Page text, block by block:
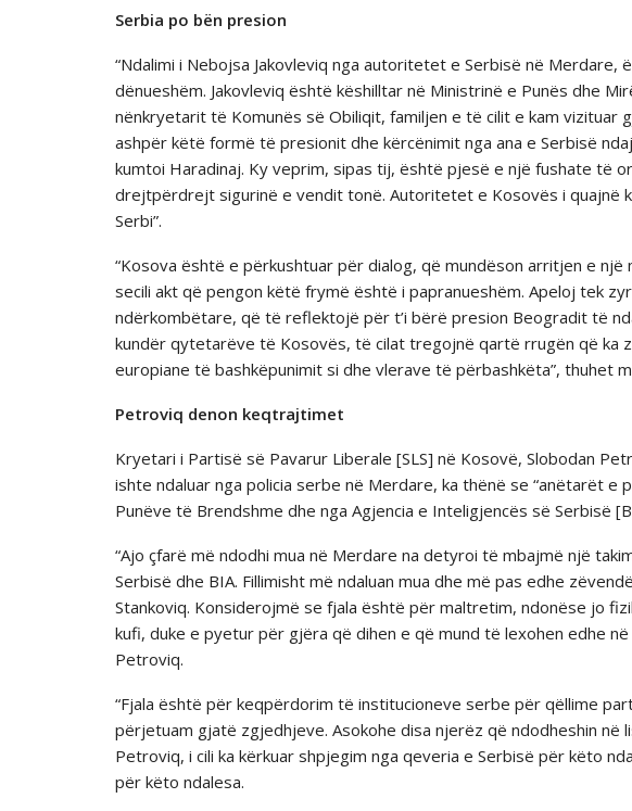
Serbia po bën presion
“Ndalimi i Nebojsa Jakovleviq nga autoritetet e Serbisë në Merdare,
dënueshëm. Jakovleviq është këshilltar në Ministrinë e Punës dhe
nënkryetarit të Komunës së Obiliqit, familjen e të cilit e kam vizituar
ashpër këtë formë të presionit dhe kërcënimit nga ana e Serbisë
kumtoi Haradinaj. Ky veprim, sipas tij, është pjesë e një fushate të
drejtpërdrejt sigurinë e vendit tonë. Autoritetet e Kosovës i quajnë
Serbi”.
“Kosova është e përkushtuar për dialog, që mundëson arritjen e
secili akt që pengon këtë frymë është i papranueshëm. Apeloj tek
ndërkombëtare, që të reflektojë për t’i bërë presion Beogradit të
kundër qytetarëve të Kosovës, të cilat tregojnë qartë rrugën që ka
europiane të bashkëpunimit si dhe vlerave të përbashkëta”, thuhet
Petroviq denon keqtrajtimet
Kryetari i Partisë së Pavarur Liberale [SLS] në Kosovë, Slobodan
ishte ndaluar nga policia serbe në Merdare, ka thënë se “anëtarët
Punëve të Brendshme dhe nga Agjencia e Inteligjencës së Serbisë
“Ajo çfarë më ndodhi mua në Merdare na detyroi të mbajmë një
Serbisë dhe BIA. Fillimisht më ndaluan mua dhe më pas edhe
Stankoviq. Konsiderojmë se fjala është për maltretim, ndonëse jo
kufi, duke e pyetur për gjëra që dihen e që mund të lexohen edhe
Petroviq.
“Fjala është për keqpërdorim të institucioneve serbe për qëllime
përjetuam gjatë zgjedhjeve. Asokohe disa njerëz që ndodheshin në
Petroviq, i cili ka kërkuar shpjegim nga qeveria e Serbisë për këto
për këto ndalesa.